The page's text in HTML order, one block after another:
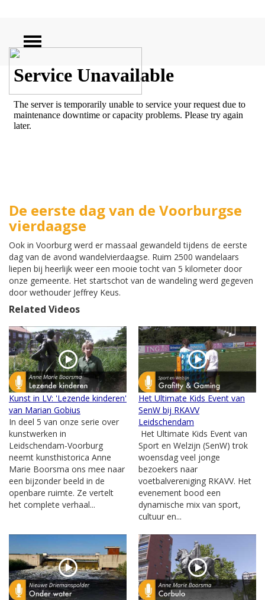
ZOEKEN
De eerste dag van de Voorburgse
vierdaagse
Ook in Voorburg werd er massaal gewandeld tijdens de eerste
dag van de avond wandelvierdaagse. Ruim 2500 wandelaars
liepen bij heerlijk weer een mooie tocht van 5 kilometer door
onze gemeente. Het startschot van de wandeling werd gegeven
door wethouder Jeffrey Keus.
Related Videos
Kunst in LV: 'Lezende kinderen'
van Marian Gobius
In deel 5 van onze serie over
kunstwerken in
Leidschendam-Voorburg
neemt kunsthistorica Anne
Marie Boorsma ons mee naar
een bijzonder beeld in de
openbare ruimte. Ze vertelt
het complete verhaal...
Het Ultimate Kids Event van
SenW bij RKAVV
Leidschendam
Het Ultimate Kids Event van
Sport en Welzijn (SenW) trok
woensdag veel jonge
bezoekers naar
voetbalvereniging RKAVV. Het
evenement bood een
dynamische mix van sport,
cultuur en...